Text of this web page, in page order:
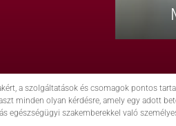
a szolgáltatások és csomagok pontos
minden olyan kérdésre, amely egy adott
egészségügyi szakemberekkel való